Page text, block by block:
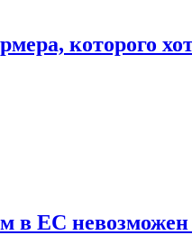
которого
в ЕС